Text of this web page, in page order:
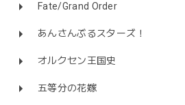
Fate/Grand Order
あんさんぶるスターズ！
オルクセン王国史
五等分の花嫁